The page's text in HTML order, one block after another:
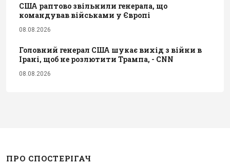
США раптово звільнили генерала, що
командував військами у Європі
08.08.2026
Головний генерал США шукає вихід з війни в
Ірані, щоб не розлютити Трампа, - CNN
08.08.2026
ПРО СПОСТЕРІГАЧ